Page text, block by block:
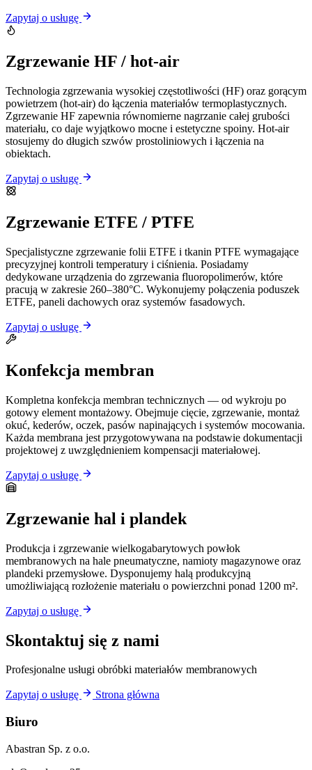
Zapytaj o usługę
Zgrzewanie HF / hot-air
Technologia zgrzewania wysokiej częstotliwości (HF) oraz gorącym
powietrzem (hot-air) do łączenia materiałów termoplastycznych.
Zgrzewanie HF zapewnia równomierne nagrzanie całej grubości
materiału, co daje wyjątkowo mocne i estetyczne spoiny. Hot-air
stosujemy do długich szwów prostoliniowych i łączenia na
obiektach.
Zapytaj o usługę
Zgrzewanie ETFE / PTFE
Specjalistyczne zgrzewanie folii ETFE i tkanin PTFE wymagające
precyzyjnej kontroli temperatury i ciśnienia. Posiadamy
dedykowane urządzenia do zgrzewania fluoropolimerów, które
pracują w zakresie 260–380°C. Wykonujemy połączenia poduszek
ETFE, paneli dachowych oraz systemów fasadowych.
Zapytaj o usługę
Konfekcja membran
Kompletna konfekcja membran technicznych — od wykroju po
gotowy element montażowy. Obejmuje cięcie, zgrzewanie, montaż
okuć, kederów, oczek, pasów napinających i systemów mocowania.
Każda membrana jest przygotowywana na podstawie dokumentacji
projektowej z uwzględnieniem kompensacji materiałowej.
Zapytaj o usługę
Zgrzewanie hal i plandek
Produkcja i zgrzewanie wielkogabarytowych powłok
membranowych na hale pneumatyczne, namioty magazynowe oraz
plandeki przemysłowe. Dysponujemy halą produkcyjną
umożliwiającą rozłożenie materiału o powierzchni ponad 1200 m².
Zapytaj o usługę
Skontaktuj się z nami
Profesjonalne usługi obróbki materiałów membranowych
Zapytaj o usługę Strona główna
Biuro
Abastran Sp. z o.o.